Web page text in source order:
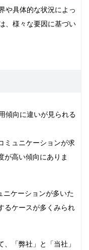
や具体的な状況によっ
、様々な要因に基づい
傾向に違いが見られる
ミュニケーションが求
が高い傾向にありま
ニケーションが多いた
るケースが多くみられ
「弊社」と「当社」